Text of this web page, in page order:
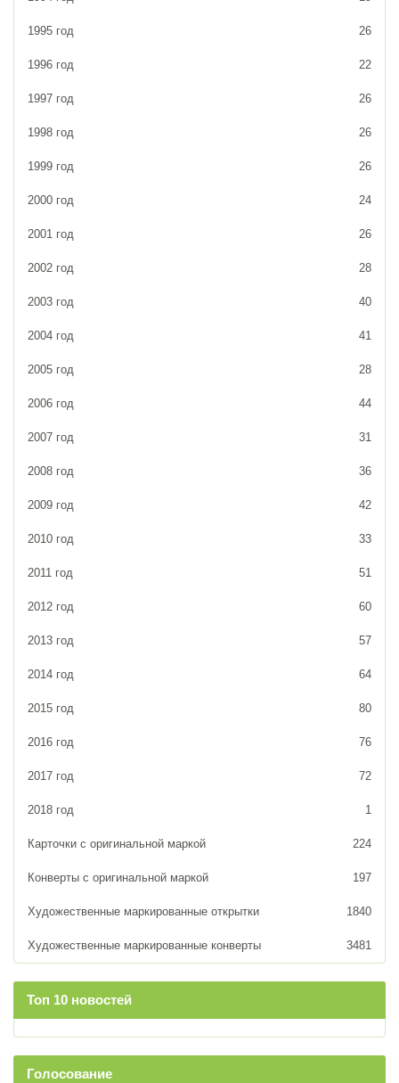
1995 год 26
1996 год 22
1997 год 26
1998 год 26
1999 год 26
2000 год 24
2001 год 26
2002 год 28
2003 год 40
2004 год 41
2005 год 28
2006 год 44
2007 год 31
2008 год 36
2009 год 42
2010 год 33
2011 год 51
2012 год 60
2013 год 57
2014 год 64
2015 год 80
2016 год 76
2017 год 72
2018 год 1
Карточки с оригинальной маркой 224
Конверты с оригинальной маркой 197
Художественные маркированные открытки 1840
Художественные маркированные конверты 3481
Топ 10 новостей
Голосование